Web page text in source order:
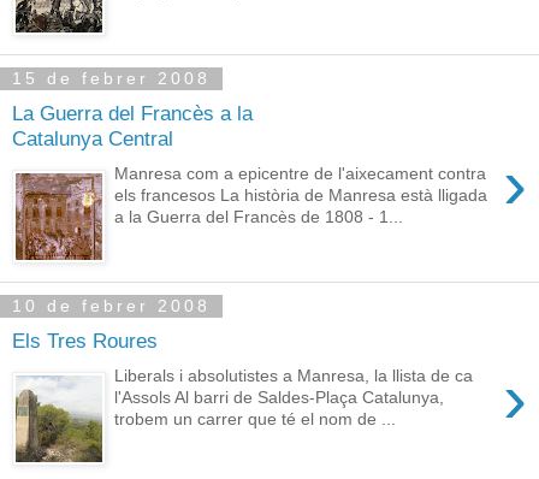
15 de febrer 2008
La Guerra del Francès a la
Catalunya Central
›
Manresa com a epicentre de l'aixecament contra
els francesos La història de Manresa està lligada
a la Guerra del Francès de 1808 - 1...
10 de febrer 2008
Els Tres Roures
›
Liberals i absolutistes a Manresa, la llista de ca
l'Assols Al barri de Saldes-Plaça Catalunya,
trobem un carrer que té el nom de ...